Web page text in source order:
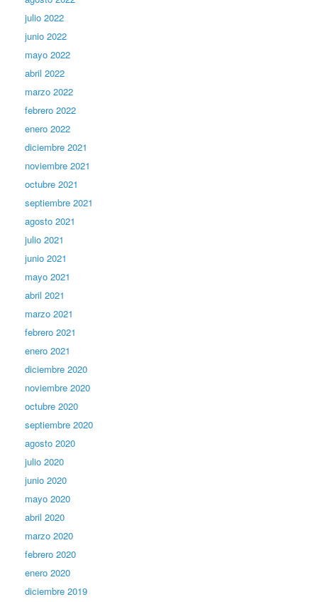
julio 2022
junio 2022
mayo 2022
abril 2022
marzo 2022
febrero 2022
enero 2022
diciembre 2021
noviembre 2021
octubre 2021
septiembre 2021
agosto 2021
julio 2021
junio 2021
mayo 2021
abril 2021
marzo 2021
febrero 2021
enero 2021
diciembre 2020
noviembre 2020
octubre 2020
septiembre 2020
agosto 2020
julio 2020
junio 2020
mayo 2020
abril 2020
marzo 2020
febrero 2020
enero 2020
diciembre 2019